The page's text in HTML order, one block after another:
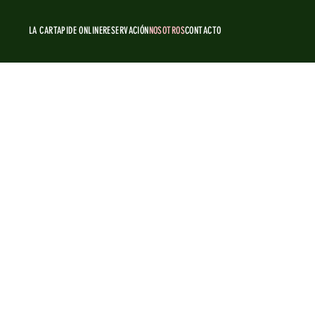
LA CARTAPIDE ONLINERESERVACIÓNNOSOTROSCONTACTO